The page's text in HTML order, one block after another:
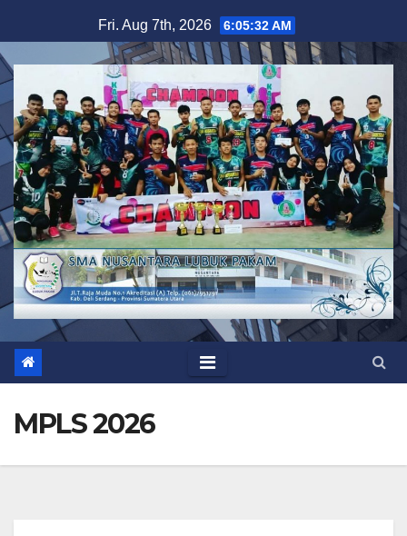
to
content
Fri. Aug 7th, 2026 6:05:32 AM
MPLS 2026